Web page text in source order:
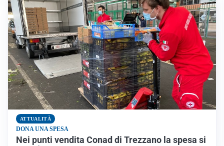
ATTUALITÀ
DONA UNA SPESA
Nei punti vendita Conad di Trezzano la spesa si